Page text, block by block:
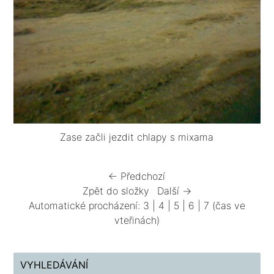
Zase začli jezdit chlapy s mixama
← Předchozí
Zpět do složky
Další →
Automatické procházení: 3 4 5 6 7 (čas ve
vteřinách)
VYHLEDÁVÁNÍ